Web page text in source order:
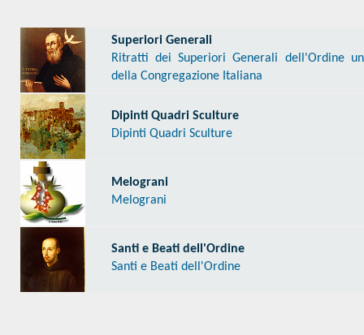
Superiori Generali
Ritratti dei Superiori Generali dell'Ordine
della Congregazione Italiana
Dipinti Quadri Sculture
Dipinti Quadri Sculture
Melograni
Melograni
Santi e Beati dell'Ordine
Santi e Beati dell'Ordine